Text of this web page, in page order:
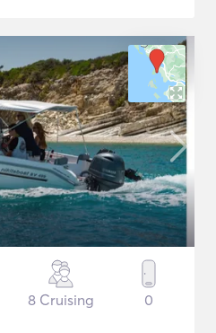
8 Cruising 0